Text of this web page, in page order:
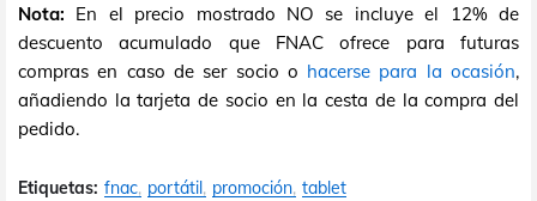
Nota: En el precio mostrado NO se incluye el 12% de
descuento acumulado que FNAC ofrece para futuras
compras en caso de ser socio o hacerse para la ocasión,
añadiendo la tarjeta de socio en la cesta de la compra del
pedido.
Etiquetas: fnac portátil promoción tablet